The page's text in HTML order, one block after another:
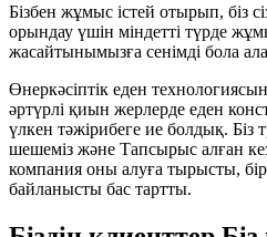
Бізбен жұмыс істей отырып, біз
орындау үшін міндетті түрде
жасайтынымызға сенімді бола
Өнеркәсіптік еден
әртүрлі қиын жерлерде еден
үлкен тәжірибеге ие болдық. Біз
шешеміз және Тапсырыс алған
компания оны алуға тырысты,
байланысты бас тартты.